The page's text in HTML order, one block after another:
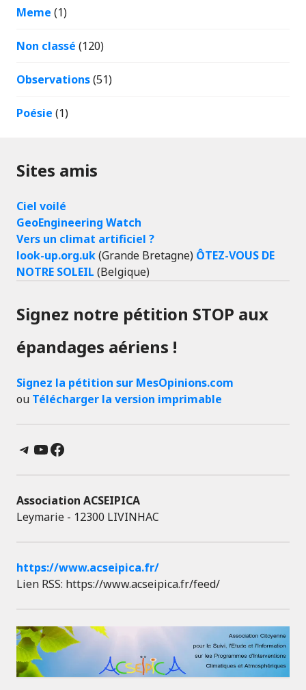
Meme (1)
Non classé (120)
Observations(51)
Poésie (1)
Sites amis
Ciel voilé
GeoEngineering Watch
Vers un climat artificiel ?
look-up.org.uk(Grande Bretagne) ÔTEZ-VOUS DE
NOTRE SOLEIL (Belgique)
Signez notre pétition STOP aux
épandages aériens !
Signez la pétition sur MesOpinions.com
ou Télécharger la version imprimable
Telegram
YouTube
Facebook
Association ACSEIPICA
Leymarie - 12300 LIVINHAC
https://www.acseipica.fr/
Lien RSS: https://www.acseipica.fr/feed/